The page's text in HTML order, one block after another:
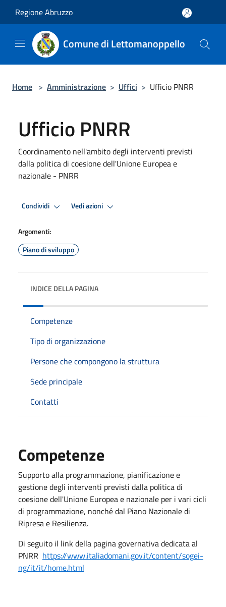
Regione Abruzzo
Comune di Lettomanoppello
Home > Amministrazione > Uffici > Ufficio PNRR
Ufficio PNRR
Coordinamento nell'ambito degli interventi previsti
dalla politica di coesione dell'Unione Europea e
nazionale - PNRR
Condividi Vedi azioni
Argomenti:
Piano di sviluppo
INDICE DELLA PAGINA
Competenze
Tipo di organizzazione
Persone che compongono la struttura
Sede principale
Contatti
Competenze
Supporto alla programmazione, pianificazione e
gestione degli interventi previsti dalla politica di
coesione dell'Unione Europea e nazionale per i vari cicli
di programmazione, nonché dal Piano Nazionale di
Ripresa e Resilienza.
Di seguito il link della pagina governativa dedicata al
PNRR https://www.italiadomani.gov.it/content/sogei-
ng/it/it/home.html